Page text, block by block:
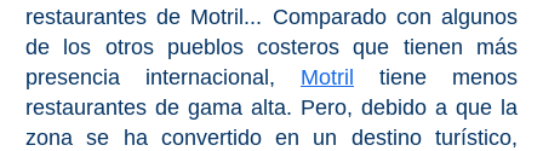
➜
Lanjarón
Órgiva
restaurantes de Motril... Comparado con algunos
de los otros pueblos costeros que tienen más
presencia internacional, Motril
tiene menos
restaurantes de gama alta. Pero, debido a que la
zona se ha convertido en un destino turístico,